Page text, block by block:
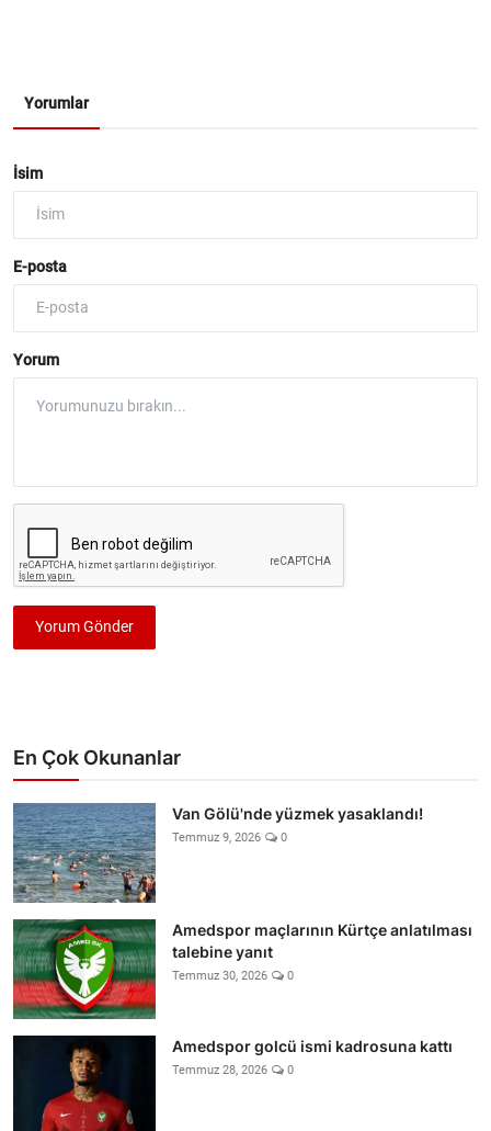
Yorumlar
İsim
E-posta
Yorum
Yorum Gönder
En Çok Okunanlar
Van Gölü'nde yüzmek yasaklandı!
Temmuz 9, 2026 0
Amedspor maçlarının Kürtçe anlatılması
talebine yanıt
Temmuz 30, 2026 0
Amedspor golcü ismi kadrosuna kattı
Temmuz 28, 2026 0